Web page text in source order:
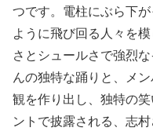
つです。電柱にぶら下
ように飛び回る人々を
さとシュールさで強烈
んの独特な踊りと、メ
観を作り出し、独特の
ントで披露される、志